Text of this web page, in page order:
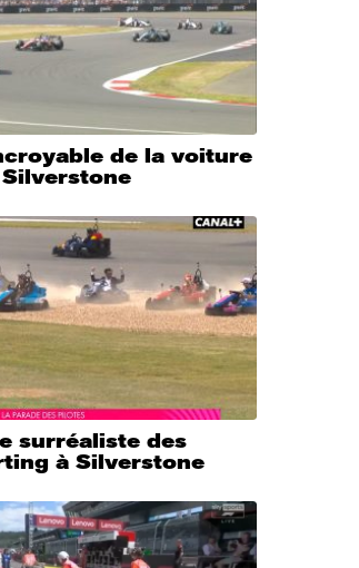
de la voiture
surréaliste des
à Silverstone